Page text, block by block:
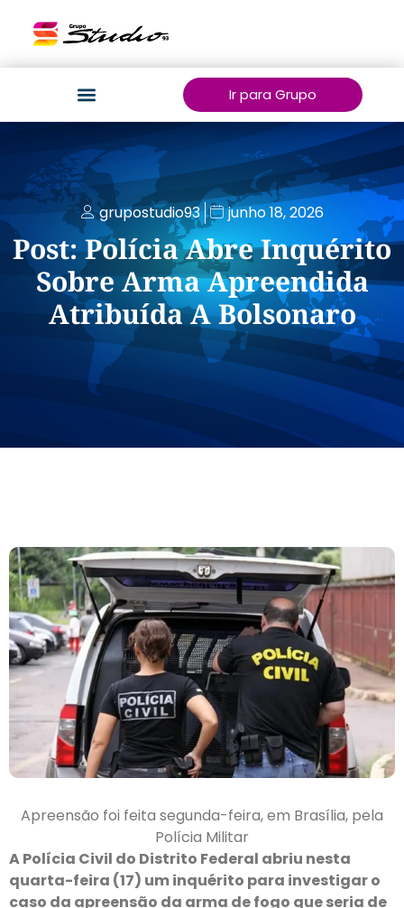
Ir para Grupo
grupostudio93 junho 18, 2026
Post: Polícia Abre Inquérito
Sobre Arma Apreendida
Atribuída A Bolsonaro
Apreensão foi feita segunda-feira, em Brasília, pela
Polícia Militar
A Polícia Civil do Distrito Federal abriu nesta
quarta-feira (17) um inquérito para investigar o
caso da apreensão da arma de fogo que seria de